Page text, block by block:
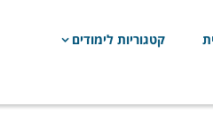
קטגוריות לימודים